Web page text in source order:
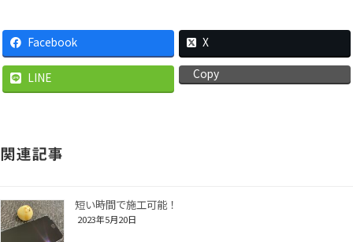
Facebook X
LINE Copy
関連記事
短い時間で施工可能！
2023年5月20日